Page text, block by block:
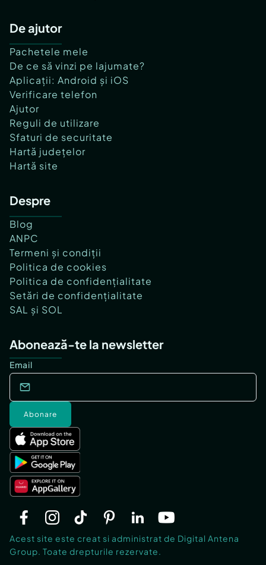
De ajutor
Pachetele mele
De ce să vinzi pe lajumate?
Aplicații: Android și iOS
Verificare telefon
Ajutor
Reguli de utilizare
Sfaturi de securitate
Hartă județelor
Hartă site
Despre
Blog
ANPC
Termeni și condiții
Politica de cookies
Politica de confidențialitate
Setări de confidențialitate
SAL și SOL
Abonează-te la newsletter
Email
Abonare
Acest site este creat si administrat de Digital Antena
Group. Toate drepturile rezervate.